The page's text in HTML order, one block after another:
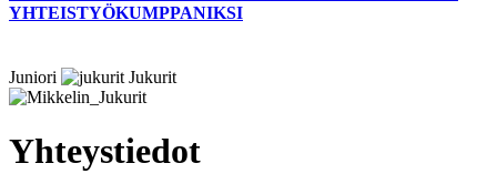
YHTEISTYÖKUMPPANIKSI
Juniori Jukurit
Yhteystiedot